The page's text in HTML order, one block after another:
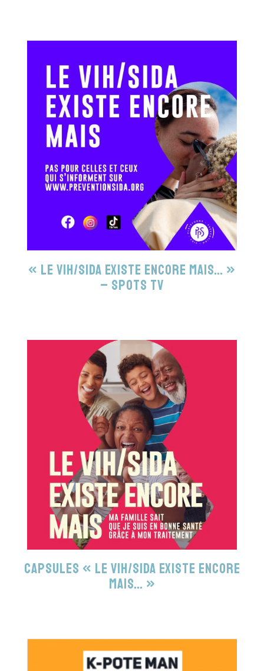
« Le VIH/sida existe encore mais… »
– Spots TV
Capsules « Le VIH/sida existe encore
mais… »